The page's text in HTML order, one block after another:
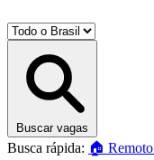
Buscar vagas
Busca rápida: 🏠 Remoto